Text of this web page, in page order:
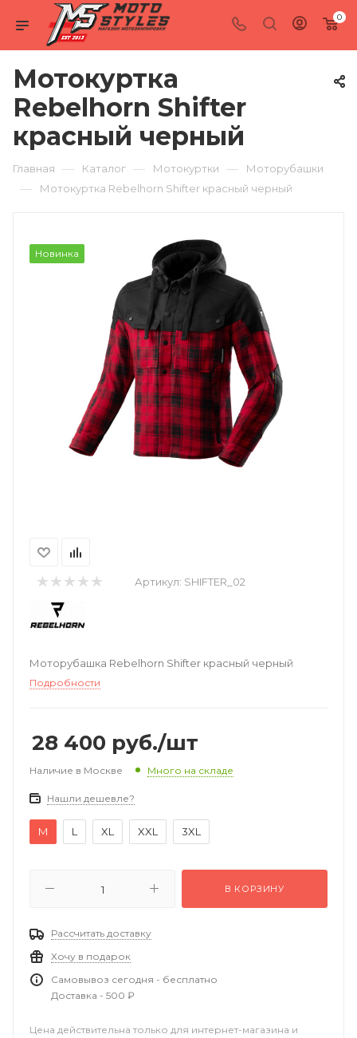
0
Мотокуртка
Rebelhorn Shifter
красный черный
Главная — Каталог — Мотокуртки — Моторубашки
— Мотокуртка Rebelhorn Shifter красный черный
Новинка
Артикул: SHIFTER_02
Моторубашка Rebelhorn Shifter красный черный
Подробности
28 400 руб./шт
Наличие в Москве Много на складе
Нашли дешевле?
M L XL XXL 3XL
В КОРЗИНУ
Рассчитать доставку
Хочу в подарок
Самовывоз сегодня - бесплатно
Доставка - 500 ₽
Цена действительна только для интернет-магазина и